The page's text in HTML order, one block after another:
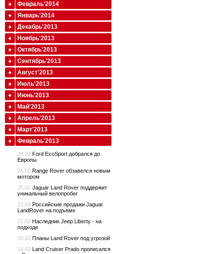
Февраль'2014
Январь'2014
Декабрь'2013
Ноябрь'2013
Октябрь'2013
Сентябрь'2013
Август'2013
Июль'2013
Июнь'2013
Май'2013
Апрель'2013
Март'2013
Февраль'2013
28.02 Ford EcoSport добрался до
Европы
26.02 Range Rover обзавелся новым
мотором
25.02 Jaguar Land Rover поддержит
уникальный велопробег
22.02 Российские продажи Jaguar
LandRover на подъеме
21.02 Наследник Jeep Liberty - на
подходе
20.02 Планы Land Rover под угрозой
19.02 Land Cruiser Prado прописался